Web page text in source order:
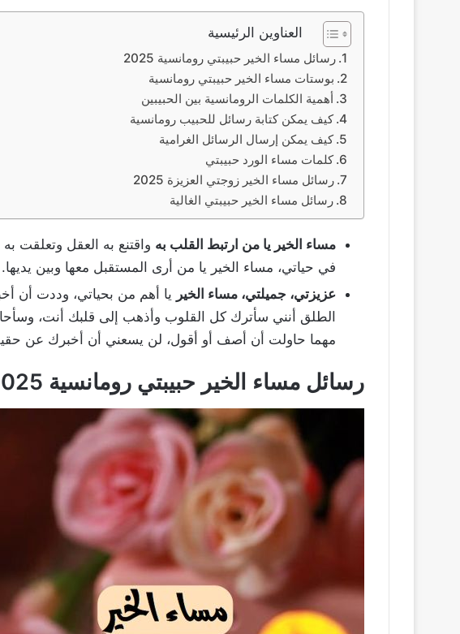
العناوين الرئيسية
رسائل مساء الخير حبيبتي رومانسية 2025
بوستات مساء الخير حبيبتي رومانسية
أهمية الكلمات الرومانسية بين الحبيبين
كيف يمكن كتابة رسائل للحبيب رومانسية
كيف يمكن إرسال الرسائل الغرامية
كلمات مساء الورد حبيبتي
رسائل مساء الخير زوجتي العزيزة 2025
رسائل مساء الخير حبيبتي الغالية
مساء الخير يا من ارتبط القلب به واقتنع به العقل وتعلقت به
في حياتي، مساء الخير يا من أرى المستقبل معها وبين يديها.
عزيزتي، جميلتي، مساء الخير يا أهم من بحياتي، وددت أن
الطلق أنني سأترك كل القلوب وأذهب إلى قلبك أنت،
مهما حاولت أن أصف أو أقول، لن يسعني أن أخبرك عن
رسائل مساء الخير حبيبتي رومانسية 2025